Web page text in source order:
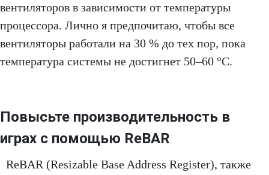
вентиляторов в зависимости от температуры
процессора. Лично я предпочитаю, чтобы все
вентиляторы работали на 30 % до тех пор, пока
температура системы не достигнет 50–60 °C.
Повысьте производительность в
играх с помощью ReBAR
ReBAR (Resizable Base Address Register), также